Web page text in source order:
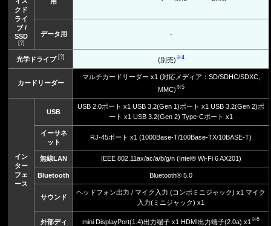
クド
ライ
ブ /
SSD
[?]
データ用 -
光学ドライブ[?] (別売) ※4
カードリーダー
マルチカードリーダー x1 (対応メディア：SD/SDHC/SDXC,
MMC) ※5
イン
ター
フェ
ース
USB
USB 2.0ポート x1 USB 3.2(Gen 1)ポート x1 USB 3.2(Gen 2)ポ
ート x1 USB 3.2(Gen 2) Type-Cポート x1
イーサネ
ット
RJ-45ポート x1 (1000Base-T/100Base-TX/10BASE-T)
無線LAN IEEE 802.11ax/ac/a/b/g/n (Intel® Wi-Fi 6 AX201)
Bluetooth Bluetooth® 5.0
サウンド
ヘッドフォン出力 / マイク入力 (コンボミニジャック) x1 マイク
入力(ミニジャック) x1
外部ディ
mini DisplayPort(1.4)出力端子 x1 HDMI出力端子(2.0a) x1 ※6